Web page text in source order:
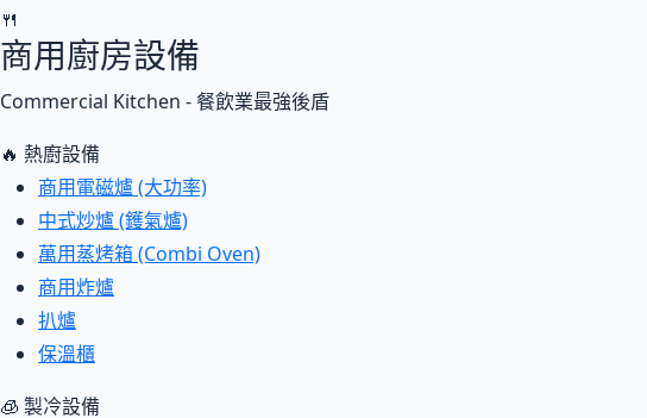
🍴
商用廚房設備
Commercial Kitchen - 餐飲業最強後盾
🔥 熱廚設備
商用電磁爐 (大功率)
中式炒爐 (鑊氣爐)
萬用蒸烤箱 (Combi Oven)
商用炸爐
扒爐
保溫櫃
🧊 製冷設備